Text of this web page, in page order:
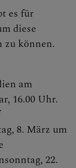
es für
diese
zu können.
am
16.00 Uhr.
8. März um
22.